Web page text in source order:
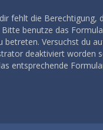
fehlt die Berechtigung,
benutze das
betreten. Versuchst du
deaktiviert worden
entsprechende